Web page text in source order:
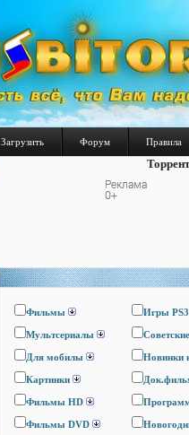
Загрузить Форум Правила
Фильмы Игры PS3
Мультсериалы
Для мобилы Новинки
Картинки
Фильмы HD
Фильмы DVD